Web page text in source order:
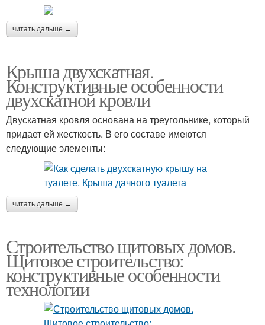
читать дальше →
Крыша двухскатная.
Конструктивные особенности
двухскатной кровли
Двускатная кровля основана на треугольнике, который
придает ей жесткость. В его составе имеются
следующие элементы:
читать дальше →
Строительство щитовых домов.
Щитовое строительство:
конструктивные особенности
технологии